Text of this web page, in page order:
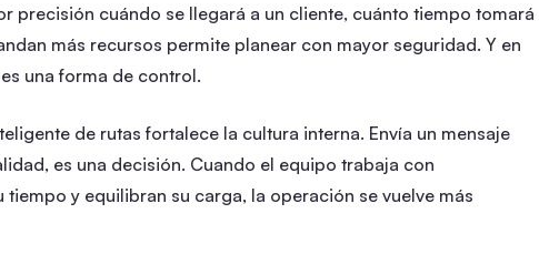
precisión cuándo se llegará a un cliente, cuánto tiempo tomará
más recursos permite planear con mayor seguridad. Y en
una forma de control.
de rutas fortalece la cultura interna. Envía un mensaje
es una decisión. Cuando el equipo trabaja con
y equilibran su carga, la operación se vuelve más